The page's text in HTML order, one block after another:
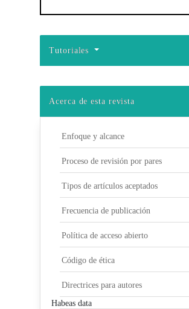
Tutoriales
Acerca de esta revista
Enfoque y alcance
Proceso de revisión por pares
Tipos de artículos aceptados
Frecuencia de publicación
Política de acceso abierto
Código de ética
Directrices para autores
Habeas data